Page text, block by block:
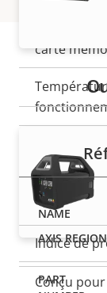
Stockage
carte
Utilisable
Indice de
le vandalisme
Indice de
Conçu